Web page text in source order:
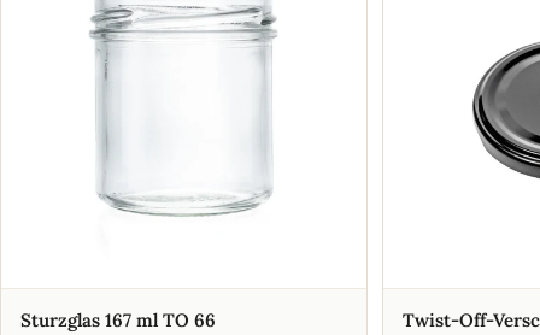
Sturzglas 167 ml TO 66
Twist-Off-